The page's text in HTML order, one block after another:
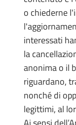
o chiederne
interessati
la
anonima o il
riguardano,
nonché di
legittimi, al